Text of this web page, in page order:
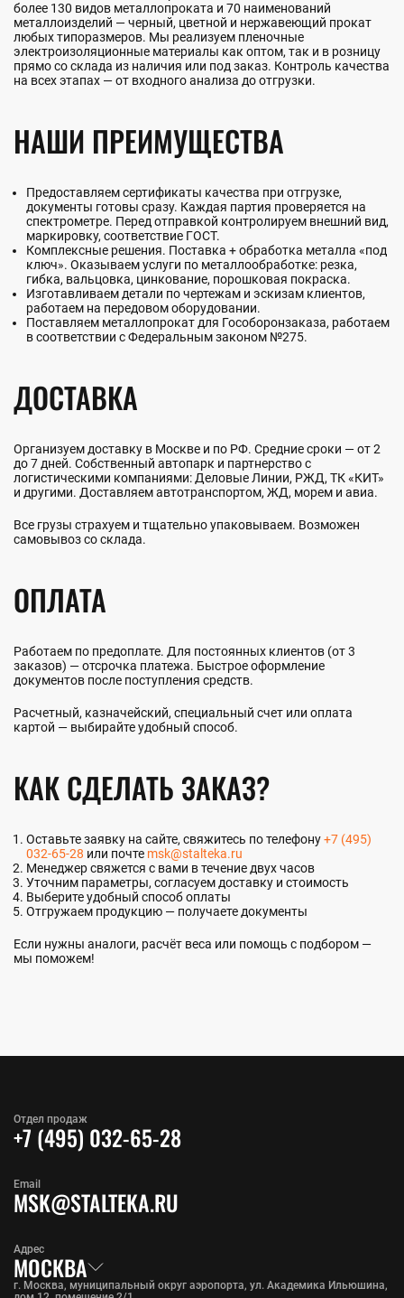
более 130 видов металлопроката и 70 наименований
металлоизделий — черный, цветной и нержавеющий прокат
любых типоразмеров. Мы реализуем пленочные
электроизоляционные материалы как оптом, так и в розницу
прямо со склада из наличия или под заказ. Контроль качества
на всех этапах — от входного анализа до отгрузки.
НАШИ ПРЕИМУЩЕСТВА
Предоставляем сертификаты качества при отгрузке,
документы готовы сразу. Каждая партия проверяется на
спектрометре. Перед отправкой контролируем внешний вид,
маркировку, соответствие ГОСТ.
Комплексные решения. Поставка + обработка металла «под
ключ». Оказываем услуги по металлообработке: резка,
гибка, вальцовка, цинкование, порошковая покраска.
Изготавливаем детали по чертежам и эскизам клиентов,
работаем на передовом оборудовании.
Поставляем металлопрокат для Гособоронзаказа, работаем
в соответствии с Федеральным законом №275.
ДОСТАВКА
Организуем доставку в Москве и по РФ. Средние сроки — от 2
до 7 дней. Собственный автопарк и партнерство с
логистическими компаниями: Деловые Линии, РЖД, ТК «КИТ»
и другими. Доставляем автотранспортом, ЖД, морем и авиа.
Все грузы страхуем и тщательно упаковываем. Возможен
самовывоз со склада.
ОПЛАТА
Работаем по предоплате. Для постоянных клиентов (от 3
заказов) — отсрочка платежа. Быстрое оформление
документов после поступления средств.
Расчетный, казначейский, специальный счет или оплата
картой — выбирайте удобный способ.
КАК СДЕЛАТЬ ЗАКАЗ?
Оставьте заявку на сайте, свяжитесь по телефону+7 (495)
032-65-28 или почте msk@stalteka.ru
Менеджер свяжется с вами в течение двух часов
Уточним параметры, согласуем доставку и стоимость
Выберите удобный способ оплаты
Отгружаем продукцию — получаете документы
Если нужны аналоги, расчёт веса или помощь с подбором —
мы поможем!
Отдел продаж
+7 (495) 032-65-28
Адрес
МОСКВА
г. Москва, муниципальный округ аэропорта, ул. Академика Ильюшина,
Email
MSK@STALTEKA.RU